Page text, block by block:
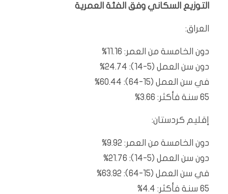
التوزيع السكاني وفق الفئة العمرية
العراق:
دون الخامسة من العمر: 11.16%
دون سن العمل (5-14): 24.74%
في سن العمل (15-64): 60.44%
65 سنة فأكثر: 3.66%
إقليم كردستان:
دون الخامسة من العمر: 9.92%
دون سن العمل (5-14): 21.76%
في سن العمل (15-64): 63.92%
65 سنة فأكثر: 4.4%